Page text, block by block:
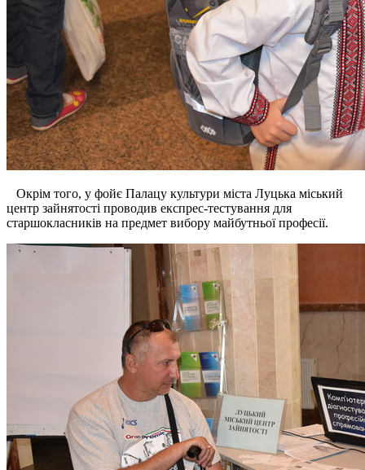
Окрім того, у фойє Палацу культури міста Луцька міський
центр зайнятості проводив експрес-тестування для
старшокласників на предмет вибору майбутньої професії.